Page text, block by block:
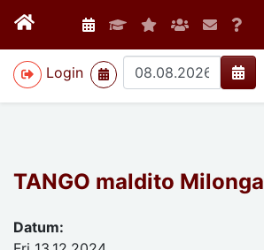
Login
>
TANGO maldito Milonga
Datum: